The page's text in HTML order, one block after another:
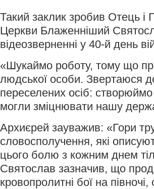
Такий заклик зробив Отець і
Церкви Блаженніший
відеозверненні у 40-й день
«Шукаймо роботу, тому що
людської особи. Звертаюся
переселених осіб:
могли зміцнювати нашу
Архиєрей зауважив: «Гори
словосполучення, які
цього болю з кожним днем
Святослав зазначив, що
кровопролитні бої на